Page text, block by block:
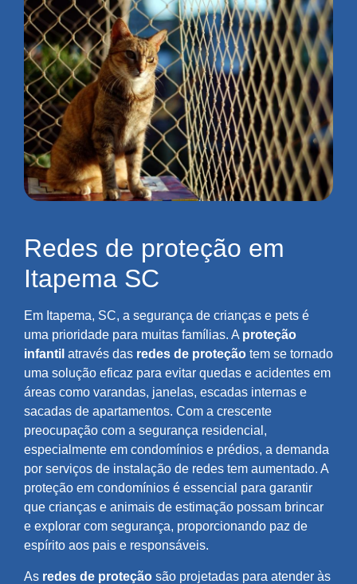
Redes de proteção em
Itapema SC
Em Itapema, SC, a segurança de crianças e pets é
uma prioridade para muitas famílias. A proteção
infantil através das redes de proteção tem se tornado
uma solução eficaz para evitar quedas e acidentes em
áreas como varandas, janelas, escadas internas e
sacadas de apartamentos. Com a crescente
preocupação com a segurança residencial,
especialmente em condomínios e prédios, a demanda
por serviços de instalação de redes tem aumentado. A
proteção em condomínios é essencial para garantir
que crianças e animais de estimação possam brincar
e explorar com segurança, proporcionando paz de
espírito aos pais e responsáveis.
As redes de proteção são projetadas para atender às